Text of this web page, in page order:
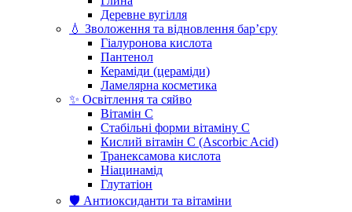
Деревне вугілля
💧 Зволоження та відновлення бар’єру
Гіалуронова кислота
Пантенол
Кераміди (цераміди)
Ламелярна косметика
✨ Освітлення та сяйво
Вітамін С
Стабільні форми вітаміну С
Кислий вітамін С (Ascorbic Acid)
Транексамова кислота
Ніацинамід
Глутатіон
🛡️ Антиоксиданти та вітаміни